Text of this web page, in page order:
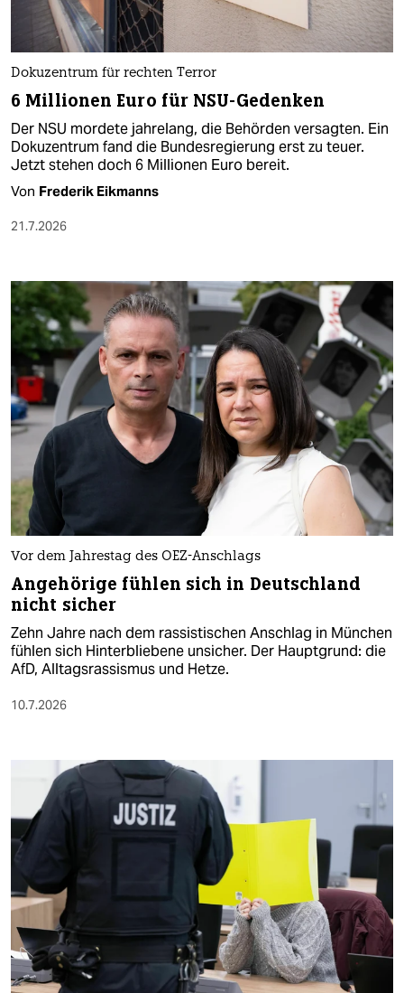
Dokuzentrum für rechten Terror
6 Millionen Euro für NSU-Gedenken
Der NSU mordete jahrelang, die Behörden versagten. Ein
Dokuzentrum fand die Bundesregierung erst zu teuer.
Jetzt stehen doch 6 Millionen Euro bereit.
Von Frederik Eikmanns
21.7.2026
Vor dem Jahrestag des OEZ-Anschlags
Angehörige fühlen sich in Deutschland
nicht sicher
Zehn Jahre nach dem rassistischen Anschlag in München
fühlen sich Hinterbliebene unsicher. Der Hauptgrund: die
AfD, Alltagsrassismus und Hetze.
10.7.2026